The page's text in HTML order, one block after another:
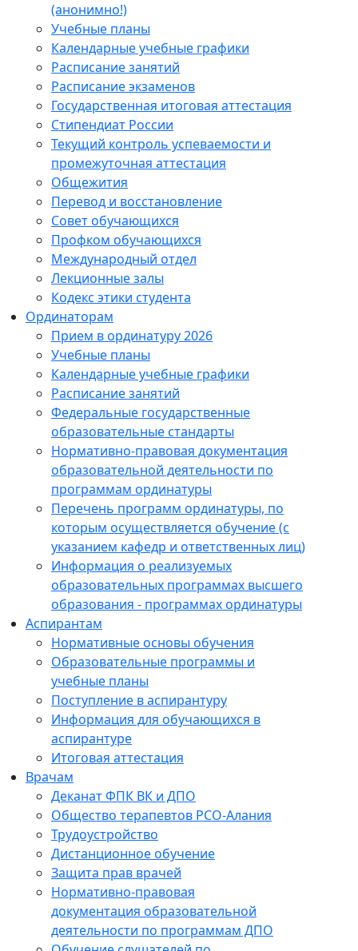
(анонимно!)
Учебные планы
Календарные учебные графики
Расписание занятий
Расписание экзаменов
Государственная итоговая аттестация
Стипендиат России
Текущий контроль успеваемости и
промежуточная аттестация
Общежития
Перевод и восстановление
Совет обучающихся
Профком обучающихся
Международный отдел
Лекционные залы
Кодекс этики студента
Ординаторам
Прием в ординатуру 2026
Учебные планы
Календарные учебные графики
Расписание занятий
Федеральные государственные
образовательные стандарты
Нормативно-правовая документация
образовательной деятельности по
программам ординатуры
Перечень программ ординатуры, по
которым осуществляется обучение (с
указанием кафедр и ответственных лиц)
Информация о реализуемых
образовательных программах высшего
образования - программах ординатуры
Аспирантам
Нормативные основы обучения
Образовательные программы и
учебные планы
Поступление в аспирантуру
Информация для обучающихся в
аспирантуре
Итоговая аттестация
Врачам
Деканат ФПК ВК и ДПО
Общество терапевтов РСО-Алания
Трудоустройство
Дистанционное обучение
Защита прав врачей
Нормативно-правовая
документация образовательной
деятельности по программам ДПО